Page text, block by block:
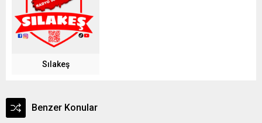
Sılakeş
Benzer Konular